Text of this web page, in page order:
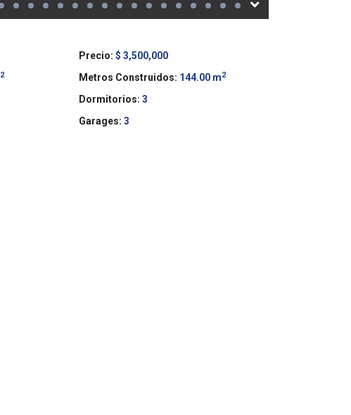
Precio: $ 3,500,000
2 Metros Construidos: 144.00 m2
Dormitorios: 3
Garages: 3